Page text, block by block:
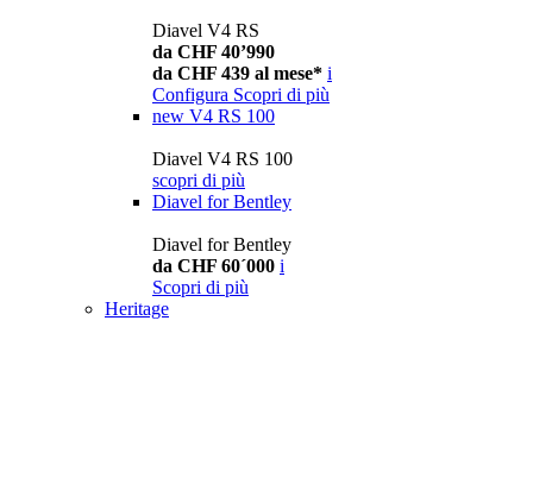
Diavel V4 RS
da CHF 40’990
da CHF 439 al mese* i
Configura Scopri di più
new V4 RS 100
Diavel V4 RS 100
scopri di più
Diavel for Bentley
Diavel for Bentley
da CHF 60´000 i
Scopri di più
Heritage